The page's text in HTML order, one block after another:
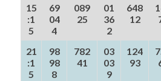
15
:1
5
69
04
4
089
25
01
36
2
648
12
21
:1
5
98
98
8
782
41
03
03
9
124
93